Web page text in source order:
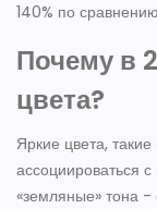
140% по
Почему в
цвета?
Яркие цвета,
ассоциироваться
«земляные» тона -